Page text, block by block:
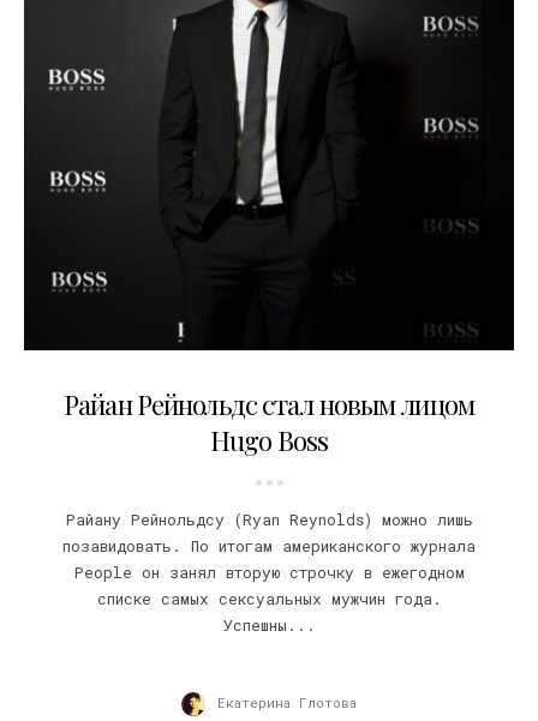
Райан Рейнольдс стал новым лицом
Hugo Boss
Райану Рейнольдсу (Ryan Reynolds) можно лишь
позавидовать. По итогам американского журнала
People он занял вторую строчку в ежегодном
списке самых сексуальных мужчин года.
Успешны...
Екатерина Глотова